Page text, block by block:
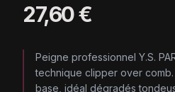
27,60 €
Peigne professionnel Y.S.
technique clipper over
base, idéal dégradés